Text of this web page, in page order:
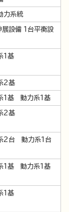
力系統
展設備 1台平衡設
1基
2基
1基 動力系1基
2基
2台 動力系1台
1基 動力系1基
1基